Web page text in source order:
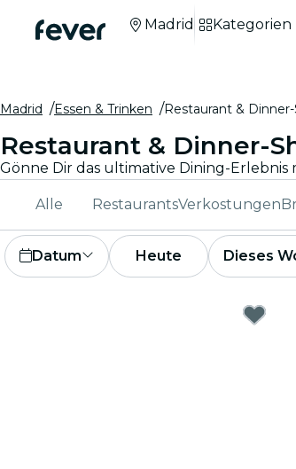
Madrid Kategorien
Madrid Essen & Trinken Restaurant &
Restaurant & Dinner-
Alle RestaurantsVerkostungen
Datum Heute Dieses